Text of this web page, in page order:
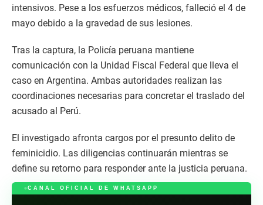
intensivos. Pese a los esfuerzos médicos, falleció el 4 de
mayo debido a la gravedad de sus lesiones.
Tras la captura, la Policía peruana mantiene
comunicación con la Unidad Fiscal Federal que lleva el
caso en Argentina. Ambas autoridades realizan las
coordinaciones necesarias para concretar el traslado del
acusado al Perú.
El investigado afronta cargos por el presunto delito de
feminicidio. Las diligencias continuarán mientras se
define su retorno para responder ante la justicia peruana.
CANAL OFICIAL DE WHATSAPP